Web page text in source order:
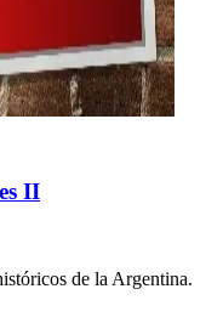
II
de la Argentina.